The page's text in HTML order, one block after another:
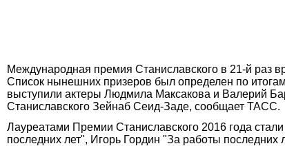
Международная премия Станиславского в 21-й раз
Список нынешних призеров был определен по
выступили актеры Людмила Максакова и Валерий
Станиславского Зейнаб Сеид-Заде, сообщает ТАСС.
Лауреатами Премии Станиславского 2016 года
последних лет", Игорь Гордин "За работы